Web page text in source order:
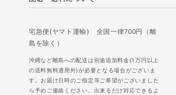
宅急便(ヤマト運輸) 全国一律700円（離
島を除く）
沖縄など離島への配送は別途追加料金(1万円以上
の送料無料適用外)が必要となる場合がございま
す。お届け日時のご指定等ご希望がございました
ら予めご連絡ください。出来るだけ対応できるよ